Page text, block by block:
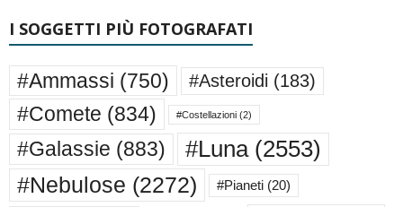
I SOGGETTI PIÙ FOTOGRAFATI
#Ammassi (750) #Asteroidi (183)
#Comete (834) #Costellazioni (2)
#Galassie (883) #Luna(2553)
#Nebulose (2272) #Pianeti (20)